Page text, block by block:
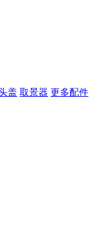
盖 取景器 更多配件